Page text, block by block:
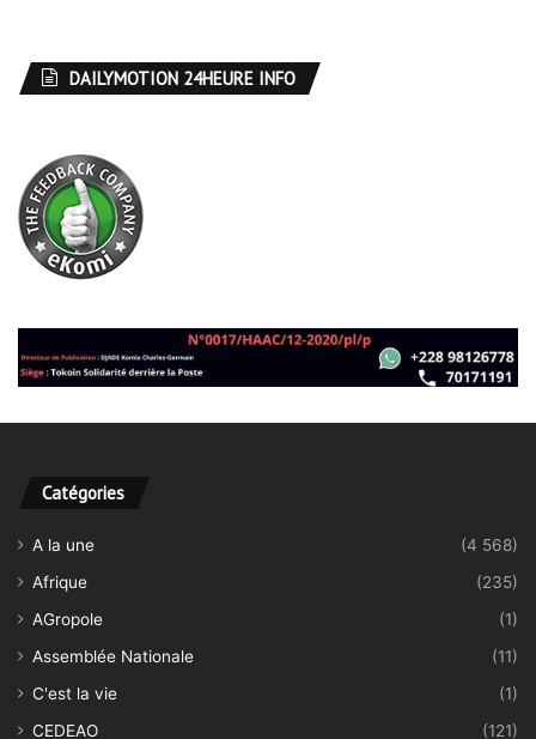
DAILYMOTION 24HEURE INFO
Catégories
A la une
(4 568)
Afrique
(235)
AGropole
(1)
Assemblée Nationale
(11)
C'est la vie
(1)
CEDEAO
(121)